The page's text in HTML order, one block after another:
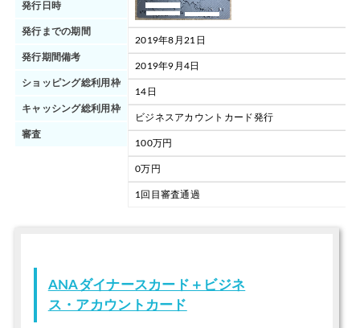
発行日時
発行までの期間
発行期間備考
ショッピング総利用枠
キャッシング総利用枠
審査
2019年8月21日
2019年9月4日
14日
ビジネスアカウントカード発行
100万円
0万円
1回目審査通過
ANAダイナースカード＋ビジネ
ス・アカウントカード